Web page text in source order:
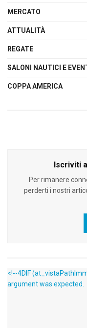
MERCATO
ATTUALITÀ
REGATE
SALONI NAUTICI E
COPPA AMERICA
Iscriviti
Per rimanere
perderti i nostri
<!--4DIF
argument was expected.